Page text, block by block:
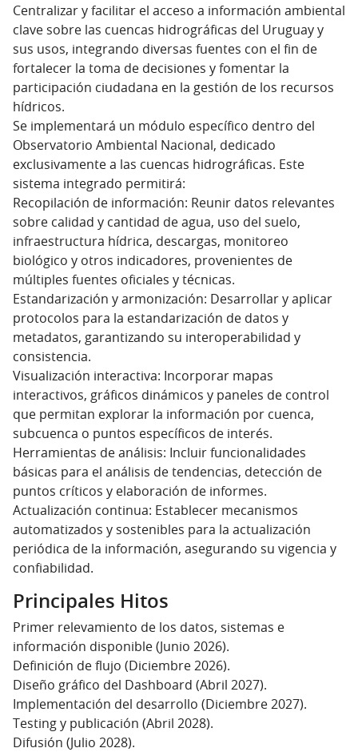
Centralizar y facilitar el acceso a información ambiental
clave sobre las cuencas hidrográficas del Uruguay y
sus usos, integrando diversas fuentes con el fin de
fortalecer la toma de decisiones y fomentar la
participación ciudadana en la gestión de los recursos
hídricos.
Se implementará un módulo específico dentro del
Observatorio Ambiental Nacional, dedicado
exclusivamente a las cuencas hidrográficas. Este
sistema integrado permitirá:
Recopilación de información: Reunir datos relevantes
sobre calidad y cantidad de agua, uso del suelo,
infraestructura hídrica, descargas, monitoreo
biológico y otros indicadores, provenientes de
múltiples fuentes oficiales y técnicas.
Estandarización y armonización: Desarrollar y aplicar
protocolos para la estandarización de datos y
metadatos, garantizando su interoperabilidad y
consistencia.
Visualización interactiva: Incorporar mapas
interactivos, gráficos dinámicos y paneles de control
que permitan explorar la información por cuenca,
subcuenca o puntos específicos de interés.
Herramientas de análisis: Incluir funcionalidades
básicas para el análisis de tendencias, detección de
puntos críticos y elaboración de informes.
Actualización continua: Establecer mecanismos
automatizados y sostenibles para la actualización
periódica de la información, asegurando su vigencia y
confiabilidad.
Principales Hitos
Primer relevamiento de los datos, sistemas e
información disponible (Junio 2026).
Definición de flujo (Diciembre 2026).
Diseño gráfico del Dashboard (Abril 2027).
Implementación del desarrollo (Diciembre 2027).
Testing y publicación (Abril 2028).
Difusión (Julio 2028).